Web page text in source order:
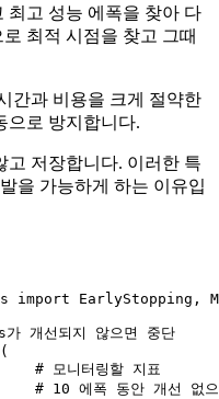
최고 성능 에폭을 찾아 다
최적 시점을 찾고 그때
간과 비용을 크게 절약한
으로 방지합니다.
고 저장합니다. 이러한 특
을 가능하게 하는 이유입
import EarlyStopping,
개선되지 않으면 중단
# 모니터링할 지표
# 10 에폭 동안 개선 없